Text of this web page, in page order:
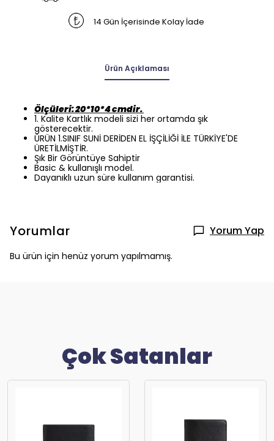
14 Gün İçerisinde Kolay İade
Ürün Açıklaması
Ölçüleri: 20*10*4 cmdir.
1. Kalite Kartlık modeli sizi her ortamda şık
gösterecektir.
ÜRÜN 1.SINIF SUNİ DERİDEN EL İŞÇİLİĞİ İLE TÜRKİYE'DE
ÜRETİLMİŞTİR.
Şık Bir Görüntüye Sahiptir
Basic & kullanışlı model.
Dayanıklı uzun süre kullanım garantisi.
Yorumlar Yorum Yap
Bu ürün için henüz yorum yapılmamış.
Çok Satanlar